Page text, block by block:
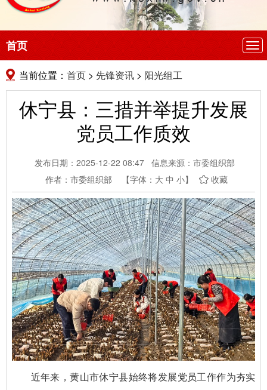
导
首页
当前位置： 首页 > 先锋资讯 > 阳光组工
休宁县：三措并举提升发展
党员工作质效
发布日期：2025-12-22 08:47 信息来源：市委组织部
作者：市委组织部
【字体： 大 中 小】 收藏
近年来，黄山市休宁县始终将发展党员工作作为夯实